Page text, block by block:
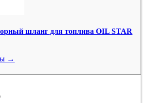
шланг для топлива OIL STAR
→